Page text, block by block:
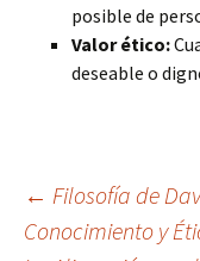
posible de
Valor ético:
deseable o
← Filosofía de
Conocimiento y